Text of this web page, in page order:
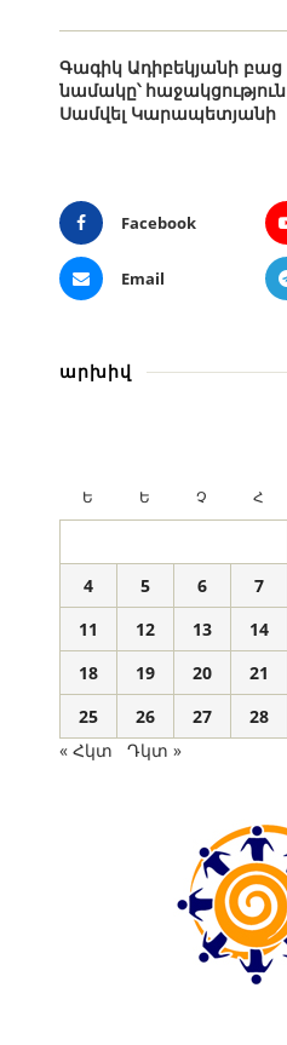
Գագիկ Ադիբեկյանի բաց
նամակը՝ հաջակցություն
Սամվել Կարապետյանի
Facebook
Email
արխիվ
Ե Ե Չ Հ
4
5 6 7
11
12 13 14
18
19 20 21
25
26 27 28
« Հկտ
Դկտ »